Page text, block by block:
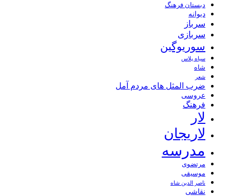
دبستان فرهنگ
دیوانه
سرباز
سربازی
سوریوگین
سیاه پلاس
شاه
شعر
ضرب المثل های مردم آمل
عروسی
فرهنگ
لار
لاریجان
مدرسه
مرتضوی
موسیقی
ناصر الدین شاه
نقاشی